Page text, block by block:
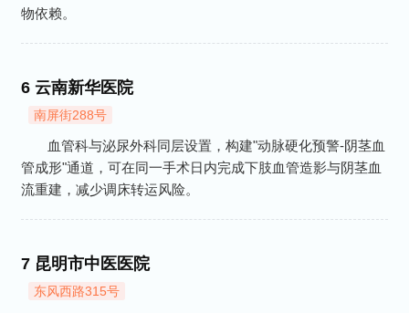
物依赖。
6 云南新华医院
南屏街288号
血管科与泌尿外科同层设置，构建"动脉硬化预警-阴茎血
管成形"通道，可在同一手术日内完成下肢血管造影与阴茎血
流重建，减少调床转运风险。
7 昆明市中医医院
东风西路315号